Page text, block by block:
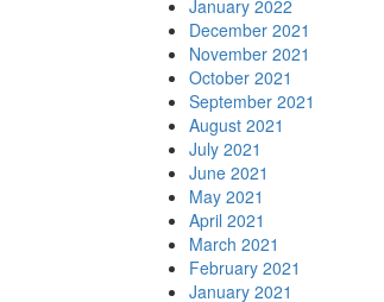
January 2022
December 2021
November 2021
October 2021
September 2021
August 2021
July 2021
June 2021
May 2021
April 2021
March 2021
February 2021
January 2021